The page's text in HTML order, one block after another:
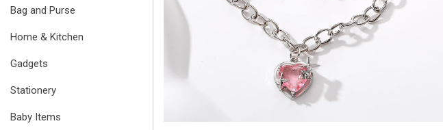
Bag and Purse
Home & Kitchen
Gadgets
Stationery
Baby Items